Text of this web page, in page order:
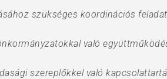
szükséges koordinációs
való
szereplőkkel való